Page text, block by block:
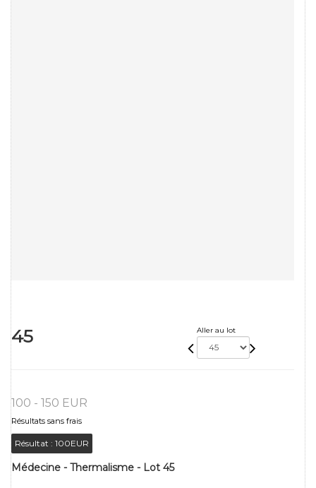
45 Aller au lot
100 - 150 EUR
Résultats sans frais
Résultat : 100EUR
Médecine - Thermalisme - Lot 45